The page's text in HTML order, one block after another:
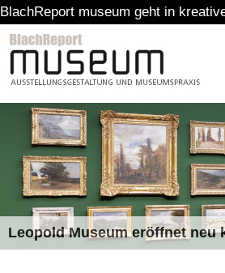
museum geht in kreative Pause
Leopold Museum eröffnet neu